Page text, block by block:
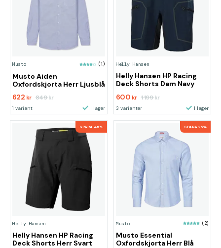
Musto (1)
Musto Aiden
Oxfordskjorta Herr Ljusblå
622 kr 849kr
1 variant I lager
Helly Hansen
Helly Hansen HP Racing
Deck Shorts Dam Navy
600 kr 1 199kr
3 varianter I lager
SPARA 46%
Helly Hansen
Helly Hansen HP Racing
Deck Shorts Herr Svart
SPARA 25%
Musto (2)
Musto Essential
Oxfordskjorta Herr Blå